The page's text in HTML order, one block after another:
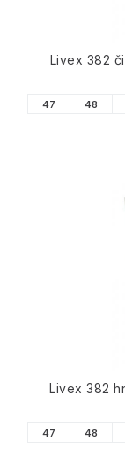
Livex 382
47 48
Livex 382
47 48